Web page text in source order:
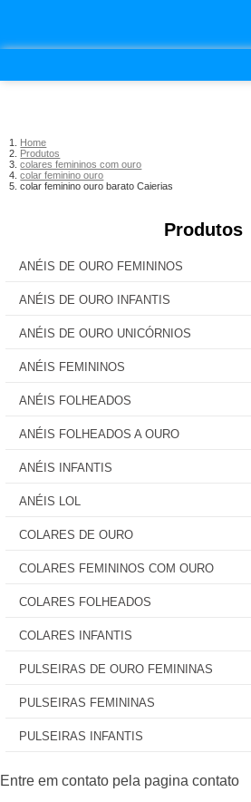
Home
Produtos
colares femininos com ouro
colar feminino ouro
colar feminino ouro barato Caierias
Produtos
ANÉIS DE OURO FEMININOS
ANÉIS DE OURO INFANTIS
ANÉIS DE OURO UNICÓRNIOS
ANÉIS FEMININOS
ANÉIS FOLHEADOS
ANÉIS FOLHEADOS A OURO
ANÉIS INFANTIS
ANÉIS LOL
COLARES DE OURO
COLARES FEMININOS COM OURO
COLARES FOLHEADOS
COLARES INFANTIS
PULSEIRAS DE OURO FEMININAS
PULSEIRAS FEMININAS
PULSEIRAS INFANTIS